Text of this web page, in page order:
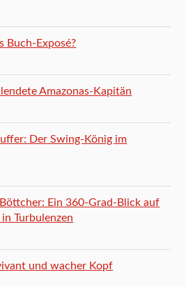
Buch-Exposé?
Amazonas-Kapitän
Der Swing-König im
Ein 360-Grad-Blick auf
Turbulenzen
und wacher Kopf